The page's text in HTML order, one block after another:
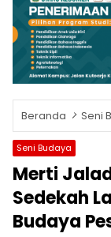
Beranda Seni
Seni Budaya
Merti
Sedekah
Budaya